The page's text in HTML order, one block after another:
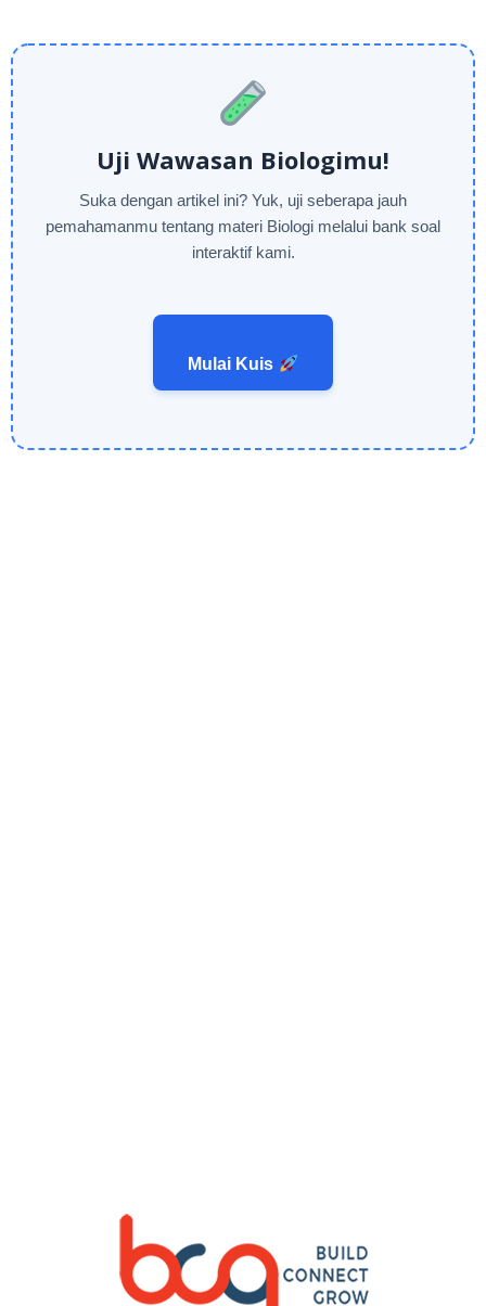
Uji Wawasan Biologimu!
Suka dengan artikel ini? Yuk, uji seberapa jauh
pemahamanmu tentang materi Biologi melalui bank soal
interaktif kami.
Mulai Kuis